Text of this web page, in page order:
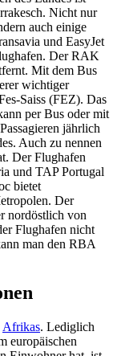
Nicht nur
auch einige
und EasyJet
Der RAK
Mit dem Bus
wichtiger
Saiss (FEZ). Das
per Bus oder mit
jährlich
Auch zu nennen
Der Flughafen
und TAP Portugal
bietet
Der
nordöstlich von
Flughafen nicht
man den RBA
Afrikas. Lediglich
europäischen